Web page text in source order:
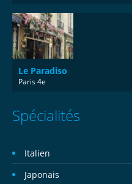
Le Paradiso
Paris 4e
Spécialités
Italien
Japonais